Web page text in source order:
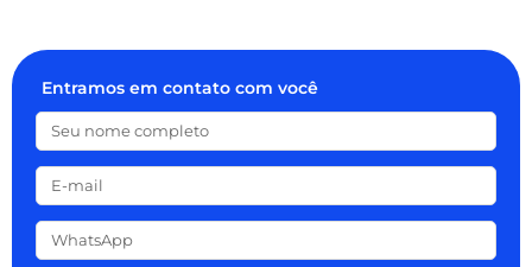
Entramos em contato com você